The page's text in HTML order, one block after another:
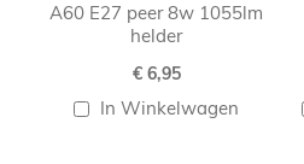
A60 E27 peer 8w 1055lm
helder
€ 6,95
In Winkelwagen